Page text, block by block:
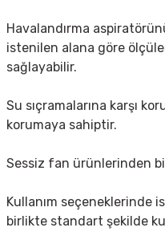
Havalandırma
istenilen alana göre
sağlayabilir.
Su sıçramalarına karşı
korumaya sahiptir.
Sessiz fan ürünlerinden
Kullanım seçeneklerinde
birlikte standart şekilde